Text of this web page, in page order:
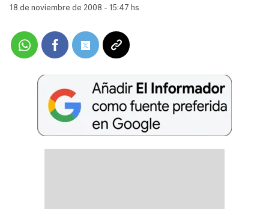
18 de noviembre de 2008 - 15:47 hs